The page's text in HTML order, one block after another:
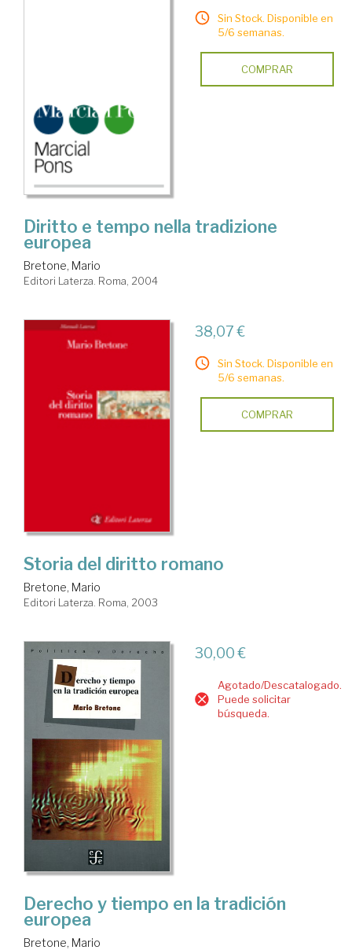
Sin Stock. Disponible en
5/6 semanas.
COMPRAR
Diritto e tempo nella tradizione
europea
Bretone, Mario
Editori Laterza. Roma, 2004
38,07 €
Sin Stock. Disponible en
5/6 semanas.
COMPRAR
Storia del diritto romano
Bretone, Mario
Editori Laterza. Roma, 2003
30,00 €
Agotado/Descatalogado.
Puede solicitar
búsqueda.
Derecho y tiempo en la tradición
europea
Bretone, Mario